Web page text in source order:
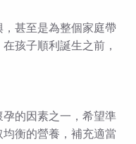
甚至是為整個家庭帶
孩子順利誕生之前，
的因素之一，希望準
衡的營養，補充適當